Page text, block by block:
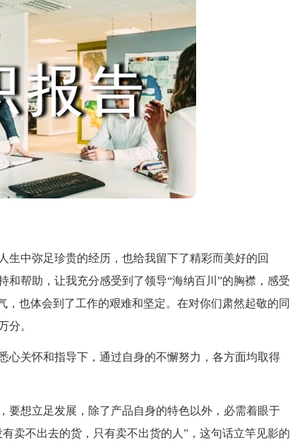
中弥足珍贵的经历，也给我留下了精彩而美好的回
帮助，让我充分感受到了领导“海纳百川”的胸襟，感受
，也体会到了工作的艰难和坚定。在对你们肃然起敬的同
分。
关怀和指导下，通过自身的不懈努力，各方面均取得
想立足发展，除了产品自身的特色以外，必需着眼于
卖不出去的货，只有卖不出货的人”，这句话立竿见影的